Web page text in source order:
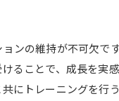
ンの維持が不可欠
ることで、成長を
にトレーニングを